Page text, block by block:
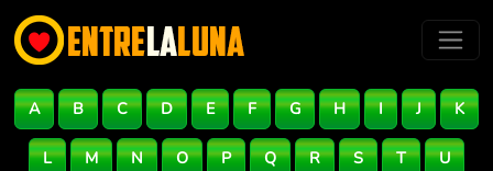
A B C D E F G H I J K
L M N O P Q R S T U